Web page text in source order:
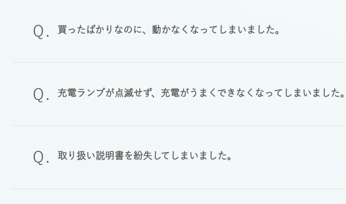
買ったばかりなのに、動かなくなってしまいました。
充電ランプが点滅せず、充電がうまくできなくなってしまいました。
取り扱い説明書を紛失してしまいました。